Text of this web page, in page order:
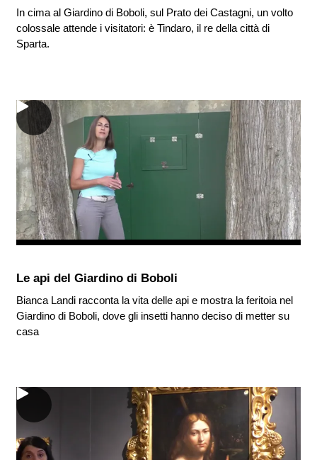
In cima al Giardino di Boboli, sul Prato dei Castagni, un volto
colossale attende i visitatori: è Tindaro, il re della città di
Sparta.
Le api del Giardino di Boboli
Bianca Landi racconta la vita delle api e mostra la feritoia nel
Giardino di Boboli, dove gli insetti hanno deciso di metter su
casa